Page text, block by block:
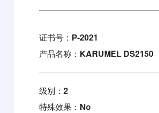
证书号： P-2021
产品名称： KARUMEL DS2150
级别： 2
特殊效果： No